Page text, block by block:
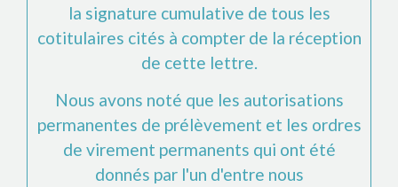
la signature cumulative de tous les
cotitulaires cités à compter de la réception
de cette lettre.
Nous avons noté que les autorisations
permanentes de prélèvement et les ordres
de virement permanents qui ont été
donnés par l'un d'entre nous